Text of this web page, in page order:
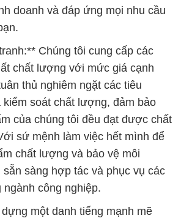
doanh và đáp ứng mọi nhu cầu
Chúng tôi cung cấp các
chất lượng với mức giá cạnh
thủ nghiêm ngặt các tiêu
kiểm soát chất lượng, đảm bảo
của chúng tôi đều đạt được chất
sứ mệnh làm việc hết mình để
chất lượng và bảo vệ môi
sàng hợp tác và phục vụ các
ngành công nghiệp.
một danh tiếng mạnh mẽ